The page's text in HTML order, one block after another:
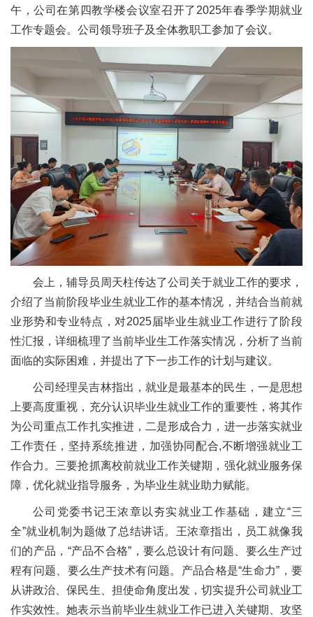
午，公司在第四教学楼会议室召开了2025年春季学期就业
工作专题会。公司领导班子及全体教职工参加了会议。
会上，辅导员周天柱传达了公司关于就业工作的要求，
介绍了当前阶段毕业生就业工作的基本情况，并结合当前就
业形势和专业特点，对2025届毕业生就业工作进行了阶段
性汇报，详细梳理了当前毕业生工作落实情况，分析了当前
面临的实际困难，并提出了下一步工作的计划与建议。
公司经理吴吉林指出，就业是最基本的民生，一是思想
上要高度重视，充分认识毕业生就业工作的重要性，将其作
为公司重点工作扎实推进，二是形成合力，进一步落实就业
工作责任，坚持系统推进，加强协同配合,不断增强就业工
作合力。三要抢抓离校前就业工作关键期，强化就业服务保
障，优化就业指导服务，为毕业生就业助力赋能。
公司党委书记王浓章以夯实就业工作基础，建立“三
全”就业机制为题做了总结讲话。王浓章指出，员工就像我
们的产品，“产品不合格”，要么总设计有问题、要么生产过
程有问题、要么生产技术有问题。产品合格是“生命力”，要
从讲政治、保民生、担使命角度出发，切实提升公司就业工
作实效性。她表示当前毕业生就业工作已进入关键期、攻坚